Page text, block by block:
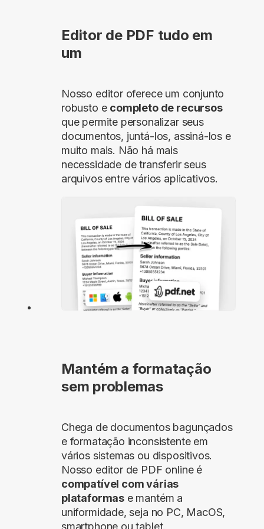
Editor de PDF tudo em
um
Nosso editor oferece um conjunto
robusto e completo de recursos
que permite personalizar seus
documentos, juntá-los, assiná-los e
muito mais. Não há mais
necessidade de transferir seus
arquivos entre vários aplicativos.
Mantém a formatação
sem problemas
Chega de documentos bagunçados
e formatação inconsistente em
vários sistemas ou dispositivos.
Nosso editor de PDF online é
compatível com várias
plataformas e mantém a
uniformidade, seja no PC, MacOS,